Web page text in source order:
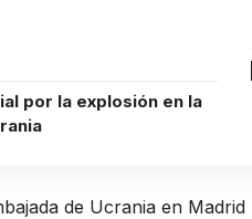
por la explosión en la
de Ucrania en